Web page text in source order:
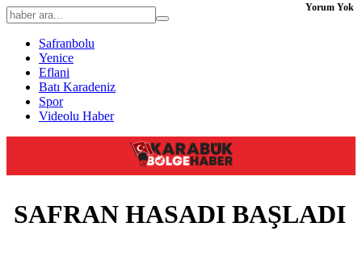
Safranbolu
Yenice
Eflani
Batı Karadeniz
Spor
Videolu Haber
SAFRAN HASADI BAŞLADI
Yorum Yok